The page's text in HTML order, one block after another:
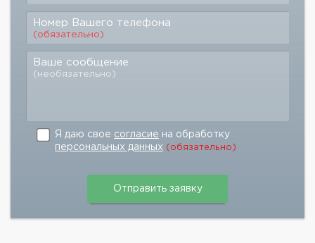
Номер Вашего телефона
(обязательно)
Ваше сообщение
(необязательно)
Я даю свое согласие на обработку
персональных данных (обязательно)